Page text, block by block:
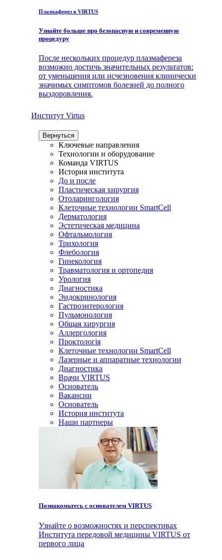
Плазмаферез в VIRTUS
Узнайте больше про безопасную и современную
процедуру
После нескольких процедур плазмафереза
возможно достичь значительных результатов:
от уменьшения или исчезновения клинически
значимых симптомов болезней до полного
выздоровления.
Институт Virtus
Вернуться
Ключевые направления
Технологии и оборудование
Команда VIRTUS
История института
До и после
Пластическая хирургия
Отоларингология
Клеточные технологии SmartCell
Дерматология
Эстетическая медицина
Офтальмология
Трихология
Флебология
Гинекология
Травматология и ортопедия
Урология
Диагностика
Эндокринология
Гастроэнтерология
Пульмонология
Общая хирургия
Аллергология
Проктологія
Клеточные технологии SmartCell
Лазерные и аппаратные технологии
Диагностика
Врачи VIRTUS
Основатель
Вакансии
Основатель
История института
Наши партнеры
Познакомьтесь с основателем VIRTUS
Узнайте о возможностях и перспективах
Института передовой медицины VIRTUS от
первого лица